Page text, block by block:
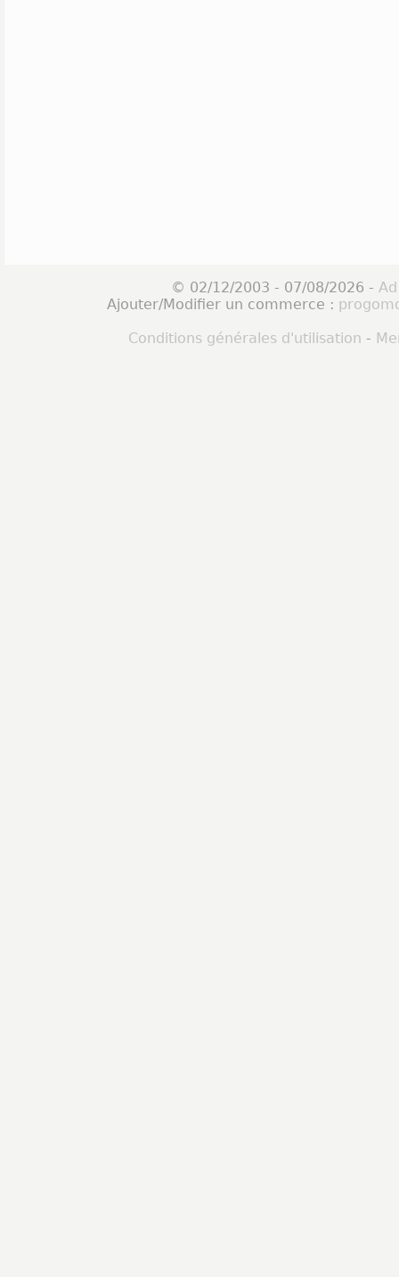
© 02/12/2003 - 07/08/2026 -
Ajouter/Modifier un commerce :
Conditions générales d'utilisation -